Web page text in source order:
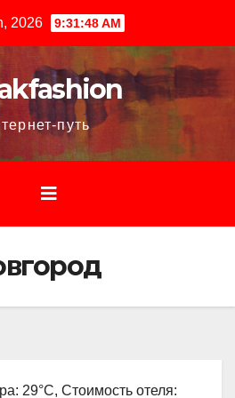
2026 9:31:49 AM
путь
29°C, Стоимость отеля: